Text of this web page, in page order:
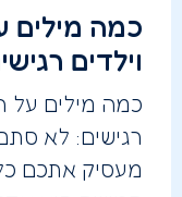
כמה מילים
וילדים
כמה מילים על
רגישים: לא
מעסיק אתכם